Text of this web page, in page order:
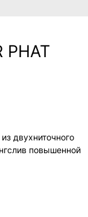
двухниточного
повышенной